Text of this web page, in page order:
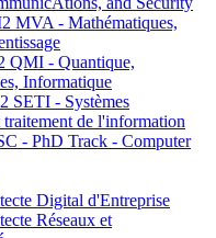
MVA - Mathématiques,
QMI - Quantique,
Informatique
SETI - Systèmes
traitement de l'information
- PhD Track - Computer
Digital d'Entreprise
Réseaux et